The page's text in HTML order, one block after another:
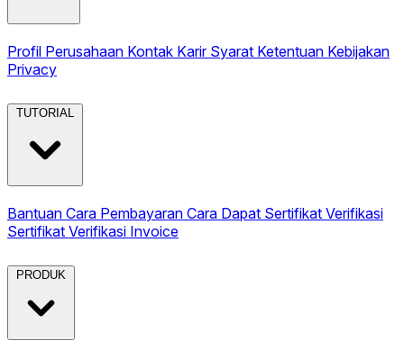
Profil Perusahaan Kontak Karir Syarat Ketentuan Kebijakan
Privacy
TUTORIAL
Bantuan Cara Pembayaran Cara Dapat Sertifikat Verifikasi
Sertifikat Verifikasi Invoice
PRODUK